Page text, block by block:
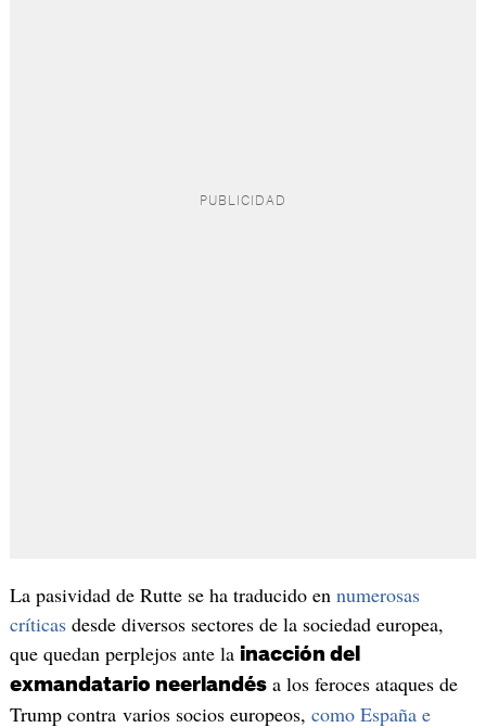
La pasividad de Rutte se ha traducido en numerosas
críticasdesde diversos sectores de la sociedad europea,
que quedan perplejos ante la inacción del
exmandatario neerlandésa los feroces ataques de
Trump contra varios socios europeos, como España e